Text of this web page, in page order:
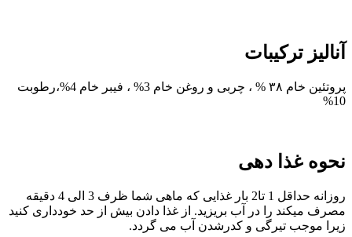
آنالیز ترکیبات
پروتئین خام ۳۸ % ، چربی و روغن خام 3% ، فیبر خام 4%،رطوبت
10%
نحوه غذا دهی
روزانه حداقل 1 تا2 بار غذایی که ماهی شما ظرف 3 الی 4 دقیقه
مصرف میکند را در آب بریزید. از غذا دادن بیش از حد خودداری کنید
زیرا موجب تیرگی و کدرشدن آب می گردد.